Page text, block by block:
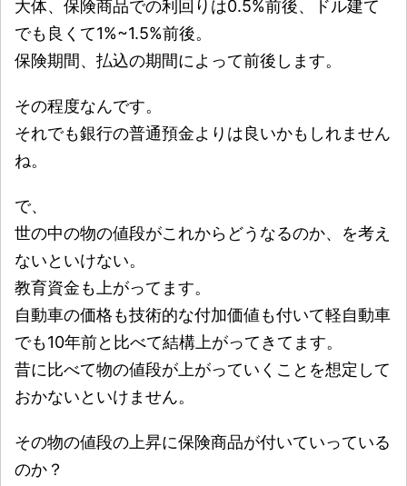
大体、保険商品での利回りは0.5%前後、ドル建て
でも良くて1%~1.5%前後。
保険期間、払込の期間によって前後します。
その程度なんです。
それでも銀行の普通預金よりは良いかもしれません
ね。
で、
世の中の物の値段がこれからどうなるのか、を考え
ないといけない。
教育資金も上がってます。
自動車の価格も技術的な付加価値も付いて軽自動車
でも10年前と比べて結構上がってきてます。
昔に比べて物の値段が上がっていくことを想定して
おかないといけません。
その物の値段の上昇に保険商品が付いていっている
のか？